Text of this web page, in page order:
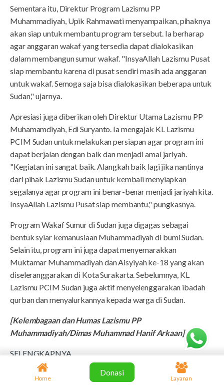
Sementara itu, Direktur Program Lazismu PP
Muhammadiyah, Upik Rahmawati menyampaikan, pihaknya
akan siap untuk membantu program tersebut. Ia berharap
agar anggaran wakaf yang tersedia dapat dialokasikan
dalam membangun sumur wakaf. "InsyaAllah Lazismu Pusat
siap membantu karena di pusat sendiri masih ada anggaran
untuk wakaf. Semoga saja bisa dialokasikan beberapa untuk
Sudan," ujarnya.
Apresiasi juga diberikan oleh Direktur Utama Lazismu PP
Muhamamdiyah, Edi Suryanto. Ia mengajak KL Lazismu
PCIM Sudan untuk melakukan persiapan agar program ini
dapat berjalan dengan baik dan menjadi amal jariyah.
"Kegiatan ini sangat baik. Alangkah baik lagi jika nantinya
dari pihak Lazismu Sudan untuk kembali menyiapkan
segalanya agar program ini benar-benar menjadi jariyah kita.
InsyaAllah Lazismu Pusat siap membantu," pungkasnya.
Program Wakaf Sumur di Sudan juga digagas sebagai
bentuk syiar kemanusiaan Muhammadiyah di bumi Sudan.
Selain itu, program ini juga dapat menyemarakkan
Muktamar Muhammadiyah dan Aisyiyah ke-18 yang akan
diseleranggarakan di Kota Surakarta. Sebelumnya, KL
Lazismu PCIM Sudan juga aktif menyelenggarakan ibadah
qurban dan menyalurkannya kepada warga di Sudan.
[Kelembagaan dan Humas Lazismu PP
Muhammadiyah/Dimas Muhammad Hanif Arkaan]
SELENGKAPNYA
8 November 2022
Home
Donasi
Layanan